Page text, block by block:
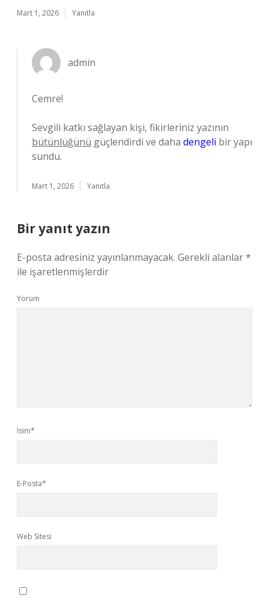
Mart 1, 2026 Yanıtla
admin
Cemre!
Sevgili katkı sağlayan kişi, fikirleriniz yazının
bütünlüğünü güçlendirdi ve daha dengeli bir yapı
sundu.
Mart 1, 2026 Yanıtla
Bir yanıt yazın
E-posta adresiniz yayınlanmayacak. Gerekli alanlar*
ile işaretlenmişlerdir
Yorum
İsim*
E-Posta*
Web Sitesi